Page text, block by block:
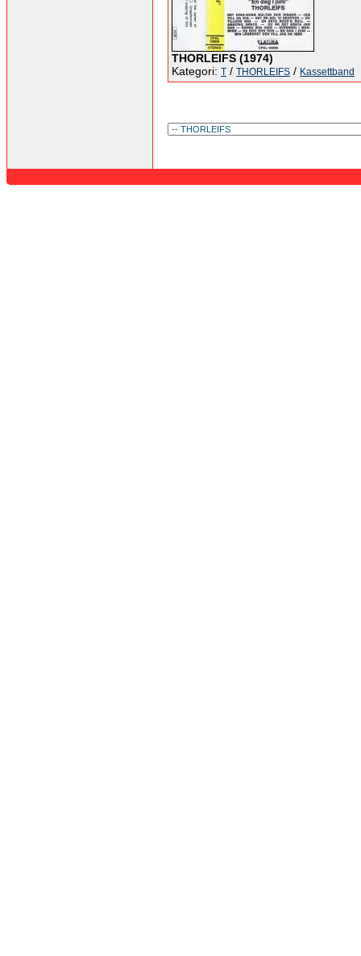
THORLEIFS (1974)
Kategori: T / THORLEIFS / Kassettband